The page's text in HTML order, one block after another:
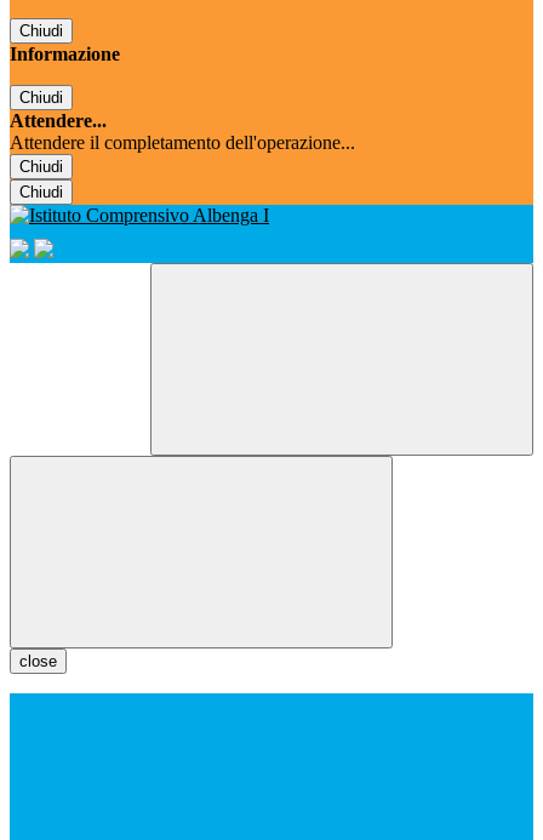
Chiudi
Informazione
Chiudi
Attendere...
Attendere il completamento dell'operazione...
Chiudi
Chiudi
close